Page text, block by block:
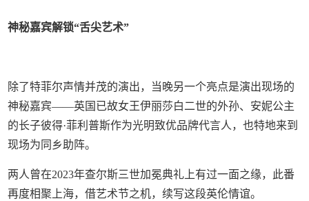
神秘嘉宾解锁“舌尖艺术”
除了特菲尔声情并茂的演出，当晚另一个亮点是演出现场的
神秘嘉宾——英国已故女王伊丽莎白二世的外孙、安妮公主
的长子彼得·菲利普斯作为光明致优品牌代言人，也特地来到
现场为同乡助阵。
两人曾在2023年查尔斯三世加冕典礼上有过一面之缘，此番
再度相聚上海，借艺术节之机，续写这段英伦情谊。